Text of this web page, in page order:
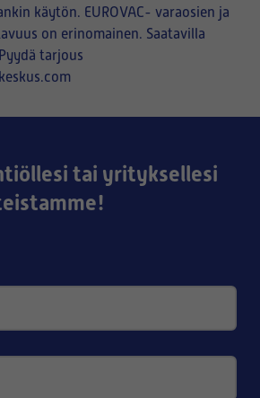
käytön. EUROVAC- varaosien ja
on erinomainen. Saatavilla
tarjous
tai yrityksellesi